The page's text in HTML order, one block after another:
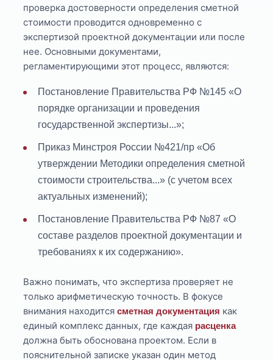
проверка достоверности определения сметной
стоимости проводится одновременно с
экспертизой проектной документации или после
нее. Основными документами,
регламентирующими этот процесс, являются:
Постановление Правительства РФ №145 «О
порядке организации и проведения
государственной экспертизы...»;
Приказ Минстроя России №421/пр «Об
утверждении Методики определения сметной
стоимости строительства...» (с учетом всех
актуальных изменений);
Постановление Правительства РФ №87 «О
составе разделов проектной документации и
требованиях к их содержанию».
Важно понимать, что экспертиза проверяет не
только арифметическую точность. В фокусе
внимания находитсясметная документация как
единый комплекс данных, где каждая расценка
должна быть обоснована проектом. Если в
пояснительной записке указан один метод